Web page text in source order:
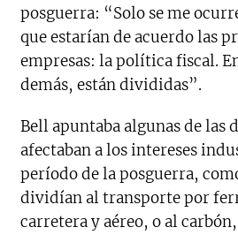
posguerra: “Solo se me
que estarían de acuerdo las
empresas: la política fiscal.
demás, están divididas”.
Bell apuntaba algunas de las
afectaban a los intereses
período de la posguerra,
dividían al transporte por
carretera y aéreo, o al